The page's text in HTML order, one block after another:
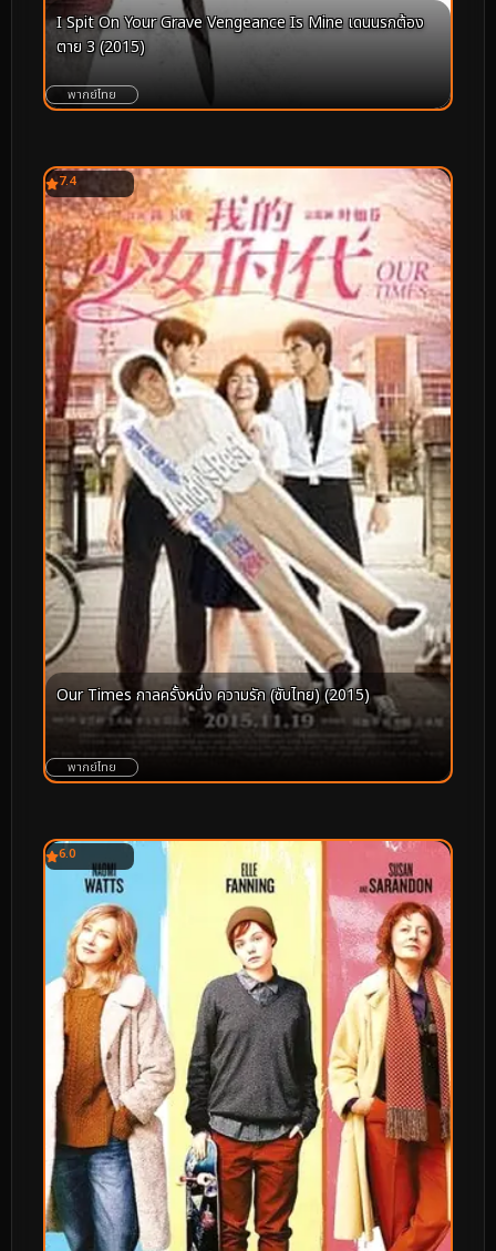
I Spit On Your Grave Vengeance Is Mine เดนนรกต้อง
ตาย 3 (2015)
พากย์ไทย
7.4
Our Times กาลครั้งหนึ่ง ความรัก (ซับไทย) (2015)
พากย์ไทย
6.0